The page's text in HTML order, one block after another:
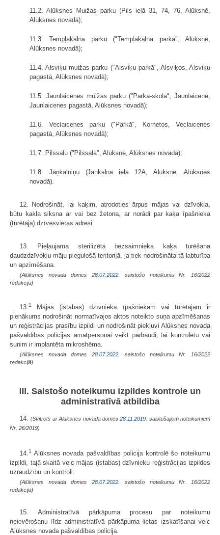
11.2. Alūksnes Muižas parku (Pils ielā 31, 74, 76, Alūksnē,
Alūksnes novadā);
11.3. Tempļakalna parku ("Tempļakalna parkā", Alūksnē,
Alūksnes novadā);
11.4. Alsviķu muižas parku ("Alsviķu parkā", Alsviķos, Alsviķu
pagastā, Alūksnes novadā);
11.5. Jaunlaicenes muižas parku ("Parkā-skolā", Jaunlaicenē,
Jaunlaicenes pagastā, Alūksnes novadā);
11.6. Veclaicenes parku ("Parkā", Kornetos, Veclaicenes
pagastā, Alūksnes novadā);
11.7. Pilssalu ("Pilssalā", Alūksnē, Alūksnes novadā);
11.8. Jāņkalniņu (Jāņkalna ielā 12A, Alūksnē, Alūksnes
novadā).
12. Nodrošināt, lai kaķim, atrodoties ārpus mājas vai dzīvokļa,
būtu kakla siksna ar vai bez žetona, ar norādi par kaķa īpašnieka
(turētāja) dzīvesvietas adresi.
13. Pieļaujama sterilizēta bezsaimnieka kaķa turēšana
daudzdzīvokļu māju piegulošā teritorijā, ja tiek nodrošināta tā labturība
un apzīmēšana.
(Alūksnes novada domes28.07.2022.
saistošo noteikumu Nr. 16/2022
redakcijā)
13. 1
Mājas (istabas) dzīvnieka īpašniekam vai turētājam ir
pienākums nodrošināt normatīvajos aktos noteikto suņa apzīmēšanas
un reģistrācijas prasību izpildi un nodrošināt piekļuvi Alūksnes novada
pašvaldības policijas amatpersonai veikt pārbaudi, lai kontrolētu vai
sunim ir implantēta mikroshēma.
(Alūksnes novada domes28.07.2022.
saistošo noteikumu Nr. 16/2022
redakcijā)
III. Saistošo noteikumu izpildes kontrole un
administratīvā atbildība
14.(Svītrots ar Alūksnes novada domes28.11.2019. saistošajiem noteikumiem
Nr. 26/2019)
14. 1 Alūksnes novada pašvaldības policija kontrolē šo noteikumu
izpildi, tajā skaitā veic mājas (istabas) dzīvnieku reģistrācijas izpildes
uzraudzību un kontroli.
(Alūksnes novada domes28.07.2022.
saistošo noteikumu Nr. 16/2022
redakcijā)
15. Administratīvā pārkāpuma procesu par noteikumu
neievērošanu līdz administratīvā pārkāpuma lietas izskatīšanai veic
Alūksnes novada pašvaldības policija.